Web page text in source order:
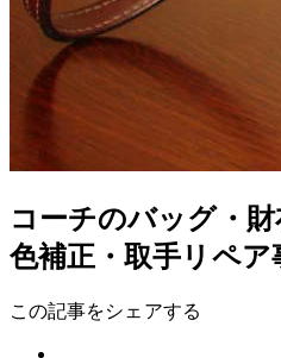
コーチのバッグ・財
色補正・取手リペア
この記事をシェアする